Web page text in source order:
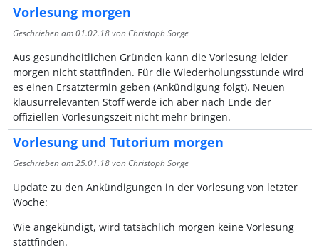
Vorlesung morgen
Geschrieben am01.02.18von Christoph Sorge
Aus gesundheitlichen Gründen kann die Vorlesung leider
morgen nicht stattfinden. Für die Wiederholungsstunde wird
es einen Ersatztermin geben (Ankündigung folgt). Neuen
klausurrelevanten Stoff werde ich aber nach Ende der
offiziellen Vorlesungszeit nicht mehr bringen.
Vorlesung und Tutorium morgen
Geschrieben am25.01.18von Christoph Sorge
Update zu den Ankündigungen in der Vorlesung von letzter
Woche:
Wie angekündigt, wird tatsächlich morgen keine Vorlesung
stattfinden.